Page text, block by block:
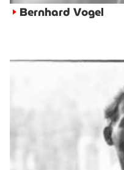
► Bernhard Vogel